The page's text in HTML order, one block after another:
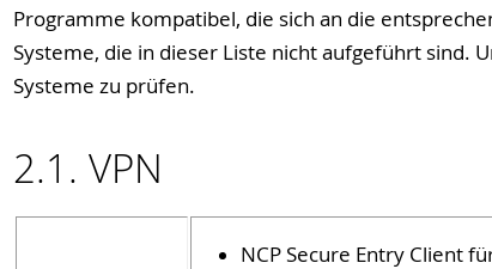
Programme kompatibel, die sich an die
Systeme, die in dieser Liste nicht aufgeführt sind.
Systeme zu prüfen.
2.1. VPN
NCP Secure Entry Client